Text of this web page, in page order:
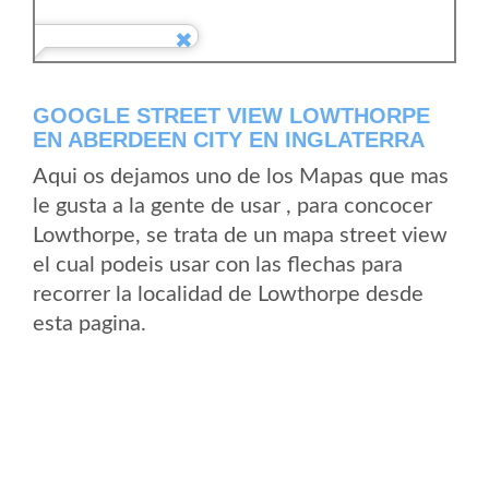
GOOGLE STREET VIEW LOWTHORPE
EN ABERDEEN CITY EN INGLATERRA
Aqui os dejamos uno de los Mapas que mas
le gusta a la gente de usar , para concocer
Lowthorpe, se trata de un mapa street view
el cual podeis usar con las flechas para
recorrer la localidad de Lowthorpe desde
esta pagina.